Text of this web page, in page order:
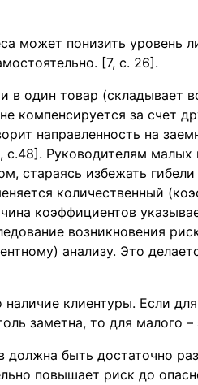
может понизить уровень
[7, с. 26].
в один товар (складывает
компенсируется за счет
направленность на
Руководителям малых
стараясь избежать гибели
количественный
коэффициентов
возникновения
анализу. Это
клиентуры. Если
заметна, то для малого
быть достаточно
повышает риск до